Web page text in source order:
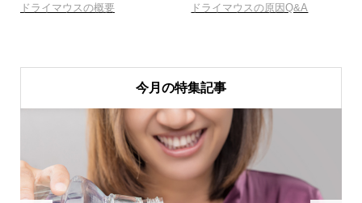
ドライマウスの概要
ドライマウスの原因Q&A
今月の特集記事